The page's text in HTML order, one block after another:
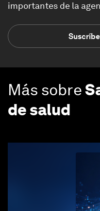
importantes de la
Más sobre
de salud